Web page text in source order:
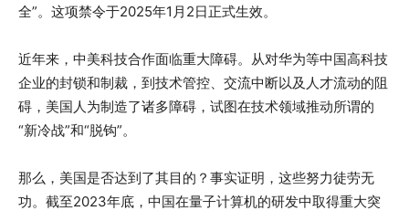
全”。这项禁令于2025年1月2日正式生效。
近年来，中美科技合作面临重大障碍。从对华为等中国高科技
企业的封锁和制裁，到技术管控、交流中断以及人才流动的阻
碍，美国人为制造了诸多障碍，试图在技术领域推动所谓的
“新冷战”和“脱钩”。
那么，美国是否达到了其目的？事实证明，这些努力徒劳无
功。截至2023年底，中国在量子计算机的研发中取得重大突